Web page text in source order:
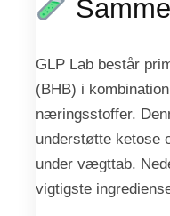
GLP Lab består
(BHB) i
næringsstoffer.
understøtte ketose
under vægttab.
vigtigste